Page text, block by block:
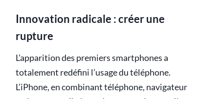
Innovation radicale : créer une
rupture
L’apparition des premiers smartphones a
totalement redéfini l’usage du téléphone.
L’iPhone, en combinant téléphone, navigateur